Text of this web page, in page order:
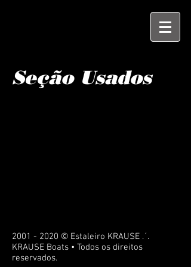
Seção Usados
2001 - 2020 © Estaleiro KRAUSE .´.
KRAUSE Boats • Todos os direitos
reservados.